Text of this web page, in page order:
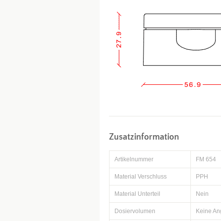
Zusatzinformation
Artikelnummer FM 654
Material Verschluss PPH
Material Unterteil Nein
Dosiervolumen Keine